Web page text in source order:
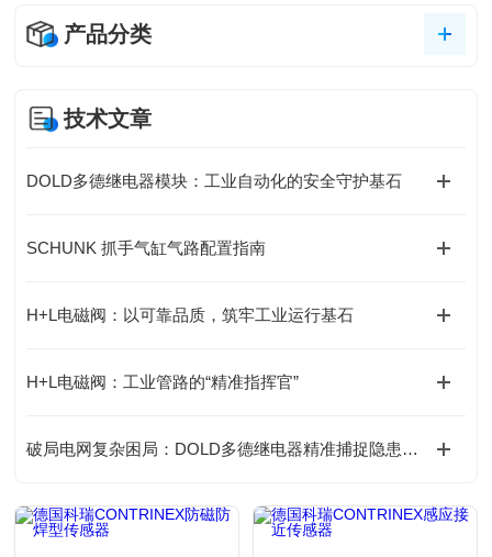
产品分类
技术文章
DOLD多德继电器模块：工业自动化的安全守护基石
SCHUNK 抓手气缸气路配置指南
H+L电磁阀：以可靠品质，筑牢工业运行基石
H+L电磁阀：工业管路的“精准指挥官”
破局电网复杂困局：DOLD多德继电器精准捕捉隐患的底层逻辑